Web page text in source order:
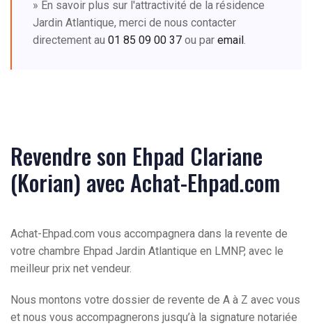
» En savoir plus sur l'attractivité de la résidence
Jardin Atlantique, merci de nous contacter
directement au 01 85 09 00 37 ou par email.
Revendre son Ehpad Clariane
(Korian) avec Achat-Ehpad.com
Achat-Ehpad.com vous accompagnera dans la revente de
votre chambre Ehpad Jardin Atlantique en LMNP, avec le
meilleur prix net vendeur.
Nous montons votre dossier de revente de A à Z avec vous
et nous vous accompagnerons jusqu’à la signature notariée